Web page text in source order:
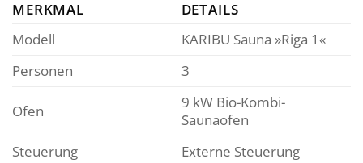
MERKMAL
DETAILS
Modell
KARIBU Sauna »Riga 1«
Personen
3
Ofen
9 kW Bio-Kombi-
Saunaofen
Steuerung
Externe Steuerung